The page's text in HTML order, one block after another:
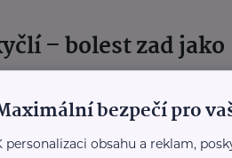
– bolest zad jako
bedra. Nejčastější příčinou
Bez správné opory dochází k
bezpečí pro
personalizaci obsahu a reklam,